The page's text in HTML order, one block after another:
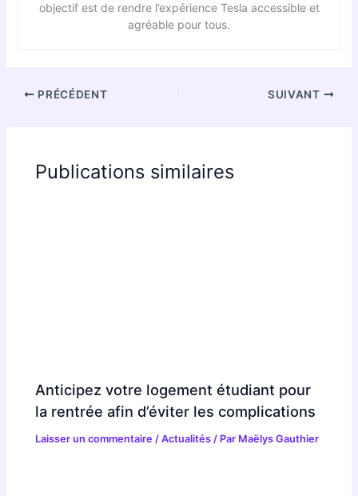
objectif est de rendre l’expérience Tesla accessible et
agréable pour tous.
PRÉCÉDENT SUIVANT
Publications similaires
Anticipez votre logement étudiant pour
la rentrée afin d’éviter les complications
Laisser un commentaire /Actualités / Par Maëlys Gauthier